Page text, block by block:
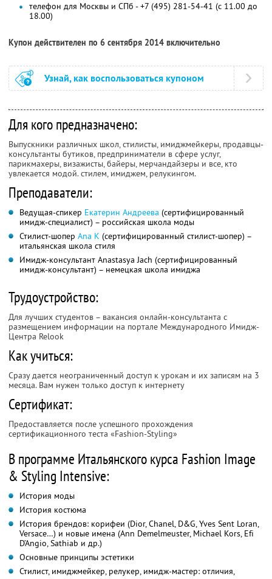
телефон для Москвы и СПб - +7 (495) 281-54-41 (с 11.00 до
18.00)
Купон действителен по 6 сентября 2014 включительно
Узнай, как воспользоваться купоном
Для кого предназначено:
Выпускники различных школ, стилисты, имиджмейкеры, продавцы-
консультанты бутиков, предприниматели в сфере услуг,
парикмахеры, визажисты, байеры, мерчандайзеры и все, кто
увлекается модой. стилем, имиджем, релукингом.
Преподаватели:
Ведущая-спикер Екатерин Андреева (сертифицированный
имидж-специалист) – российская школа моды
Стилист-шопер Ana K (сертифицированный стилист-шопер) –
итальянская школа стиля
Имидж-консультант Anastasya Jach (сертифицированный
имидж-консультант) – немецкая школа имиджа
Трудоустройство:
Для лучших студентов – вакансия онлайн-консультанта с
размещением информации на портале Международного Имидж-
Центра Relook
Как учиться:
Сразу дается неограниченный доступ к урокам и их записям на 3
месяца. Вам нужен только доступ к интернету
Сертификат:
Предоставляется после успешного прохождения
сертификационного теста «Fashion-Styling»
В программе Итальянского курса Fashion Image
& Styling Intensive:
История моды
История костюма
История брендов: корифеи (Dior, Chanel, D&G, Yves Sent Loran,
Versace…) и новые имена (Ann Demelmeuster, Michael Kors, Efi
D’Angio, Sathiab и др.)
Основные принципы эстетики
Стилист, имиджмейкер, релукер, имидж-мастер: отличия,